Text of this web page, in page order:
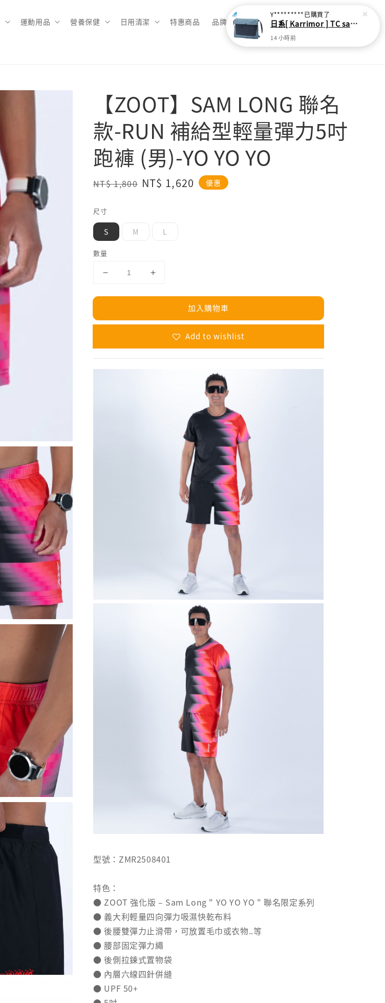
運動用品 營養保健 日用清潔 特惠商品 品牌總覽
【ZOOT】SAM LONG 聯名
款-RUN 補給型輕量彈力5吋
跑褲 (男)-YO YO YO
Regular
NT$ 1,800 Sale
NT$ 1,620 優惠
尺寸
S M L
數量
加入購物車
Add to wishlist
型號：ZMR2508401
特色：
● ZOOT 強化版 – Sam Long " YO YO YO " 聯名限定系列
● 義大利輕量四向彈力吸濕快乾布料
● 後腰雙彈力止滑帶，可放置毛巾或衣物..等
● 腰部固定彈力繩
● 後側拉鍊式置物袋
● 內層六線四針併縫
● UPF 50+
Y*********已購買了
日系[ Karrimor ] TC sacoche Ｌ 多功能輕旅收納袋
14 小時前